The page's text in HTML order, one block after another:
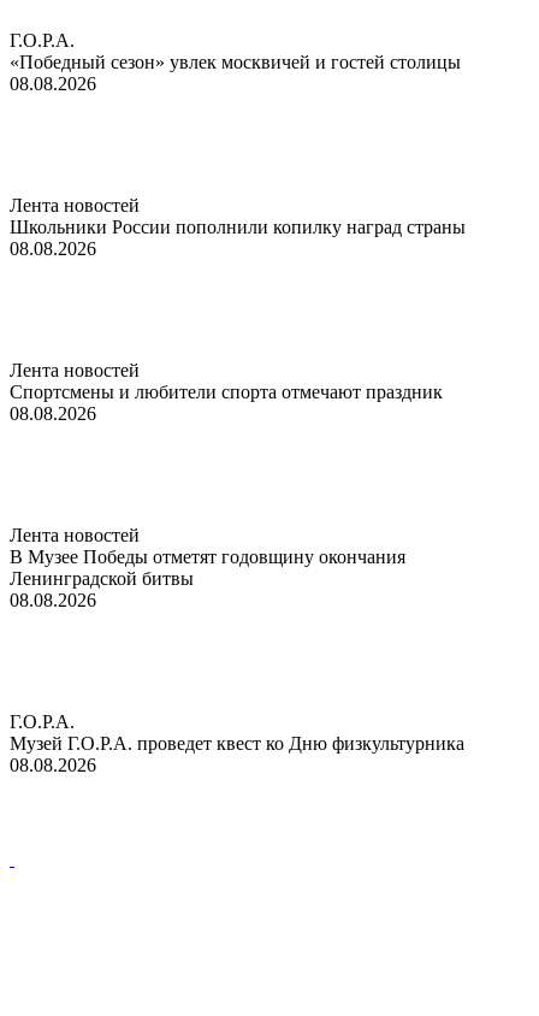
Г.О.Р.А.
«Победный сезон» увлек москвичей и гостей столицы
08.08.2026
Лента новостей
Школьники России пополнили копилку наград страны
08.08.2026
Лента новостей
Спортсмены и любители спорта отмечают праздник
08.08.2026
Лента новостей
В Музее Победы отметят годовщину окончания
Ленинградской битвы
08.08.2026
Г.О.Р.А.
Музей Г.О.Р.А. проведет квест ко Дню физкультурника
08.08.2026